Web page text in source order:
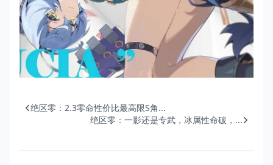
绝区零：2.3零命性价比最高限S角...
绝区零：一影还是专武，冰属性命破，...